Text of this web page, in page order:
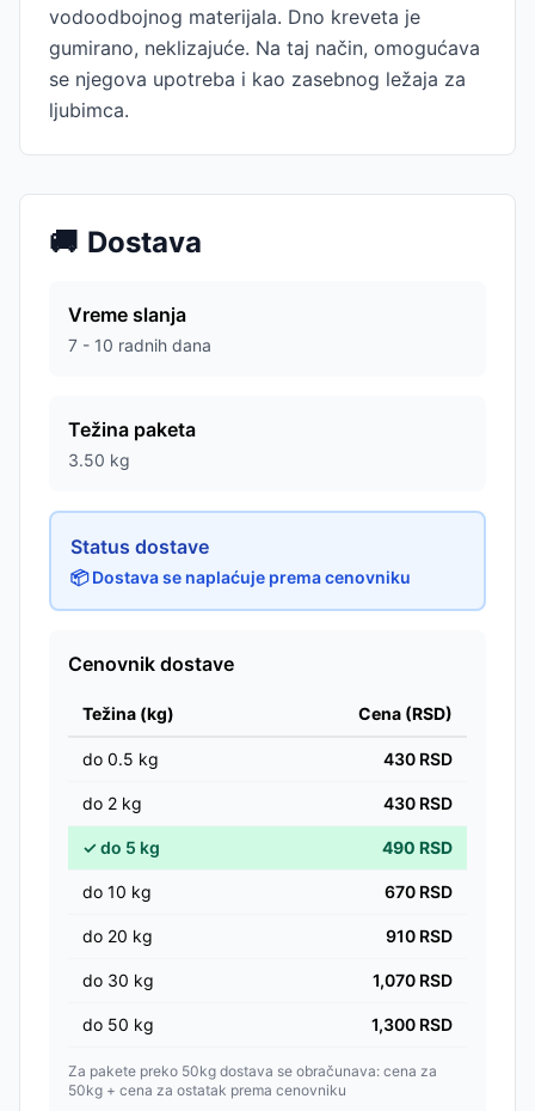
vodoodbojnog materijala. Dno kreveta je
gumirano, neklizajuće. Na taj način, omogućava
se njegova upotreba i kao zasebnog ležaja za
ljubimca.
🚚 Dostava
Vreme slanja
7 - 10 radnih dana
Težina paketa
3.50 kg
Status dostave
📦 Dostava se naplaćuje prema cenovniku
Cenovnik dostave
Težina (kg) Cena (RSD)
do 0.5 kg 430 RSD
do 2 kg 430 RSD
✓do 5 kg 490 RSD
do 10 kg 670 RSD
do 20 kg 910 RSD
do 30 kg 1,070 RSD
do 50 kg 1,300 RSD
Za pakete preko 50kg dostava se obračunava: cena za
50kg + cena za ostatak prema cenovniku